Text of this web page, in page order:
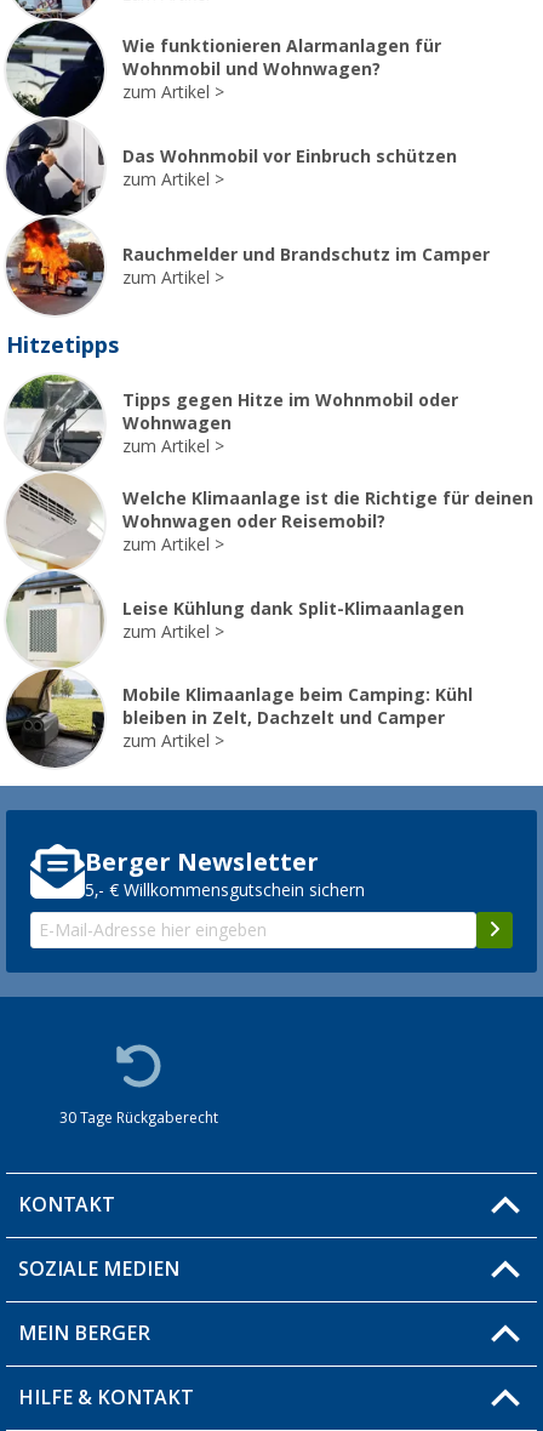
Wie funktionieren Alarmanlagen für
Wohnmobil und Wohnwagen?
zum Artikel
Das Wohnmobil vor Einbruch schützen
zum Artikel
Rauchmelder und Brandschutz im Camper
zum Artikel
Hitzetipps
Tipps gegen Hitze im Wohnmobil oder
Wohnwagen
zum Artikel
Welche Klimaanlage ist die Richtige für deinen
Wohnwagen oder Reisemobil?
zum Artikel
Leise Kühlung dank Split-Klimaanlagen
zum Artikel
Mobile Klimaanlage beim Camping: Kühl
bleiben in Zelt, Dachzelt und Camper
zum Artikel
Berger Newsletter
5,- € Willkommensgutschein sichern
30 Tage Rückgaberecht
KONTAKT
Du hast eine Frage?
Filiale finden
SOZIALE MEDIEN
MEIN BERGER
Blog
HILFE & KONTAKT